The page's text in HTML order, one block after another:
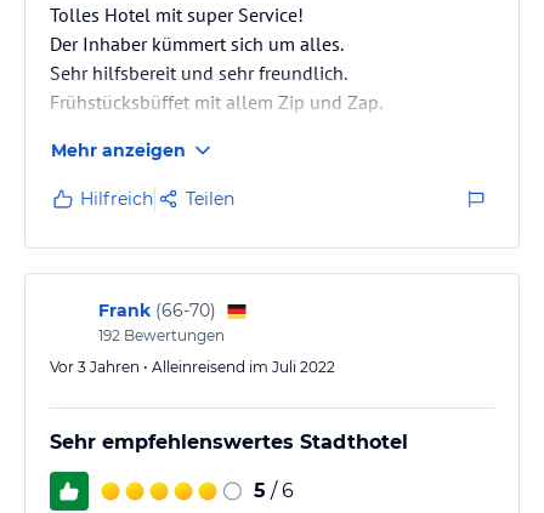
Tolles Hotel mit super Service!
Der Inhaber kümmert sich um alles.
Sehr hilfsbereit und sehr freundlich.
Frühstücksbüffet mit allem Zip und Zap.
Mehr anzeigen
Hilfreich Teilen
Frank (66-70)
192 Bewertungen
Vor 3 Jahren • Alleinreisend im Juli 2022
Sehr empfehlenswertes Stadthotel
5 / 6